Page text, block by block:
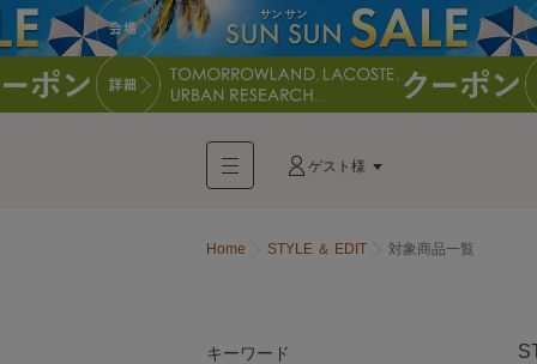
ゲスト様
Home STYLE ＆ EDIT 対象商品一覧
キーワード